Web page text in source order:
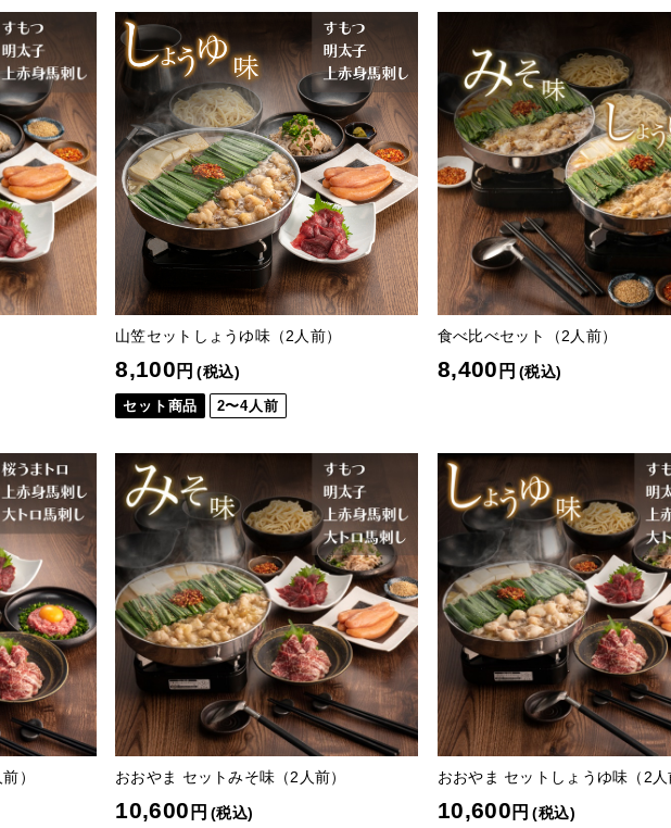
山笠セットしょうゆ味（2人前）
8,100 円 (税込)
セット商品 2〜4人前
食べ比べセット（2人前）
8,400 円 (税込)
） おおやま セットみそ味（2人前）
10,600 円 (税込)
おおやま セットしょうゆ味（2
10,600 円 (税込)